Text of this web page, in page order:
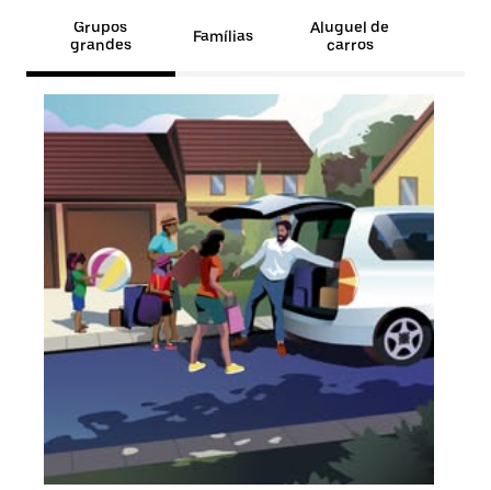
Grupos
grandes
Famílias
Aluguel de
carros